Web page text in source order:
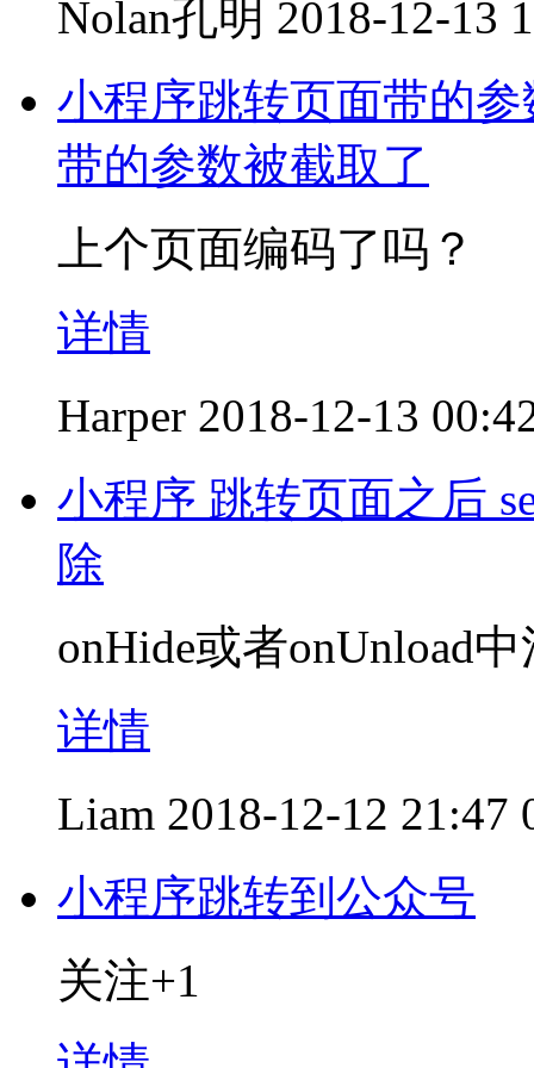
Nolan孔明 2018-12-13
小程序跳转页面带的
带的参数被截取了
上个页面编码了吗？
详情
Harper 2018-12-13
小程序 跳转页面之后
除
onHide或者onUnload
详情
Liam 2018-12-12 21:47
小程序跳转到公众号
关注+1